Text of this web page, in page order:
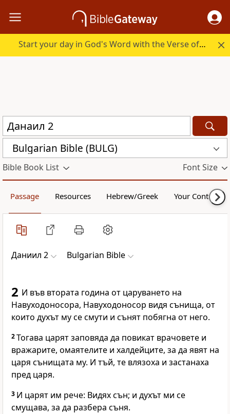
Start your day in God's Word with the Verse of the Day.
Bulgarian Bible (BULG)
Bible Book List Font Size
Passage Resources Hebrew/Greek Your Content
Даниил 2 Bulgarian Bible
2 И във втората година от царуването на
Навуходоносора, Навуходоносор видя сънища, от
които духът му се смути и сънят побягна от него.
2Тогава царят заповяда да повикат врачовете и
вражарите, омаятелите и халдейците, за да явят на
царя сънищата му. И тъй, те влязоха и застанаха
пред царя.
3 И царят им рече: Видях сън; и духът ми се
смущава, за да разбера съня.